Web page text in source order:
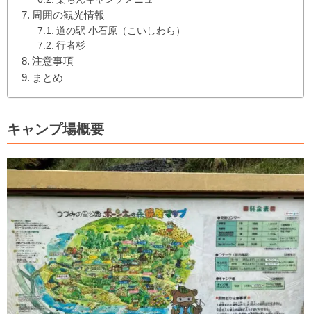
周囲の観光情報
道の駅 小石原（こいしわら）
行者杉
注意事項
まとめ
キャンプ場概要